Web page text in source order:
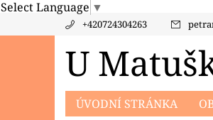
Select Language ▼
+420724304263
U
ÚVODNÍ STRÁNKA